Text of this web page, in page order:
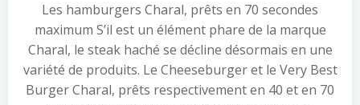
Les hamburgers Charal, prêts en 70 secondes
maximum S’il est un élément phare de la marque
Charal, le steak haché se décline désormais en une
variété de produits. Le Cheeseburger et le Very Best
Burger Charal, prêts respectivement en 40 et en 70